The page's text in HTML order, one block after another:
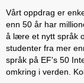
Vårt oppdrag er
enn 50 år har
å lære et nytt språk
studenter fra mer
språk på EF's 50
omkring i verden.